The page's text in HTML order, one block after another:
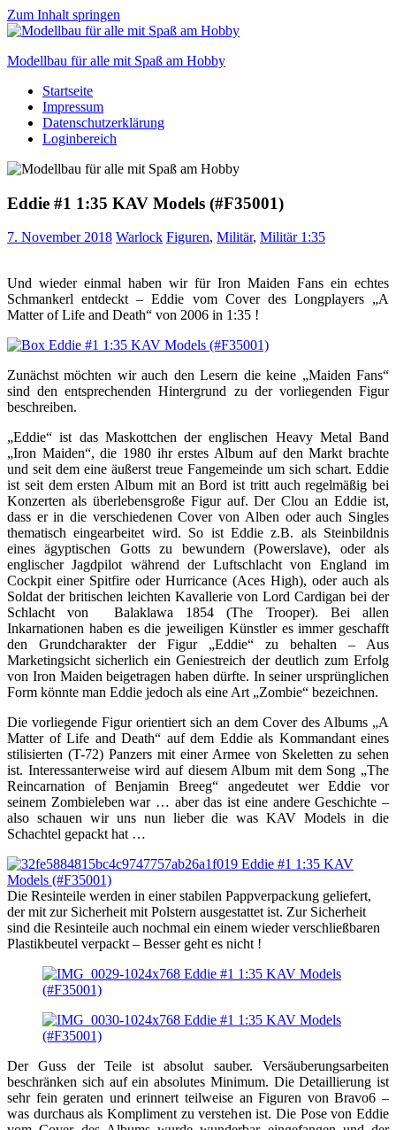
Zum Inhalt springen
Modellbau für alle mit Spaß am Hobby
Scale
modelling
to
Startseite
Impressum
Datenschutzerklärung
Loginbereich
Eddie #1 1:35 KAV Models (#F35001)
7. November 2018 Warlock Figuren, Militär, Militär 1:35
Und wieder einmal haben wir für Iron Maiden Fans ein echtes
Schmankerl entdeckt – Eddie vom Cover des Longplayers „A
Matter of Life and Death“ von 2006 in 1:35 !
Zunächst möchten wir auch den Lesern die keine „Maiden Fans“
sind den entsprechenden Hintergrund zu der vorliegenden Figur
beschreiben.
„Eddie“ ist das Maskottchen der englischen Heavy Metal Band
„Iron Maiden“, die 1980 ihr erstes Album auf den Markt brachte
und seit dem eine äußerst treue Fangemeinde um sich schart. Eddie
ist seit dem ersten Album mit an Bord ist tritt auch regelmäßig bei
Konzerten als überlebensgroße Figur auf. Der Clou an Eddie ist,
dass er in die verschiedenen Cover von Alben oder auch Singles
thematisch eingearbeitet wird. So ist Eddie z.B. als Steinbildnis
eines ägyptischen Gotts zu bewundern (Powerslave), oder als
englischer Jagdpilot während der Luftschlacht von England im
Cockpit einer Spitfire oder Hurricance (Aces High), oder auch als
Soldat der britischen leichten Kavallerie von Lord Cardigan bei der
Schlacht von Balaklawa 1854 (The Trooper). Bei allen
Inkarnationen haben es die jeweiligen Künstler es immer geschafft
den Grundcharakter der Figur „Eddie“ zu behalten – Aus
Marketingsicht sicherlich ein Geniestreich der deutlich zum Erfolg
von Iron Maiden beigetragen haben dürfte. In seiner ursprünglichen
Form könnte man Eddie jedoch als eine Art „Zombie“ bezeichnen.
Die vorliegende Figur orientiert sich an dem Cover des Albums „A
Matter of Life and Death“ auf dem Eddie als Kommandant eines
stilisierten (T-72) Panzers mit einer Armee von Skeletten zu sehen
ist. Interessanterweise wird auf diesem Album mit dem Song „The
Reincarnation of Benjamin Breeg“ angedeutet wer Eddie vor
seinem Zombieleben war … aber das ist eine andere Geschichte –
also schauen wir uns nun lieber die was KAV Models in die
Schachtel gepackt hat …
Die Resinteile werden in einer stabilen Pappverpackung geliefert,
der mit zur Sicherheit mit Polstern ausgestattet ist. Zur Sicherheit
sind die Resinteile auch nochmal ein einem wieder verschließbaren
Plastikbeutel verpackt – Besser geht es nicht !
Der Guss der Teile ist absolut sauber. Versäuberungsarbeiten
beschränken sich auf ein absolutes Minimum. Die Detaillierung ist
sehr fein geraten und erinnert teilweise an Figuren von Bravo6 –
was durchaus als Kompliment zu verstehen ist. Die Pose von Eddie